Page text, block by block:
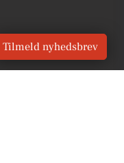
Tilmeld nyhedsbrev